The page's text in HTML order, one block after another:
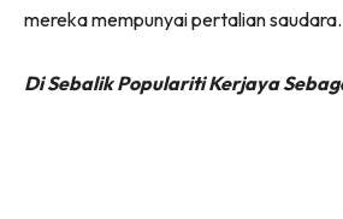
mereka mempunyai pertalian saudara.
Di Sebalik Populariti Kerjaya